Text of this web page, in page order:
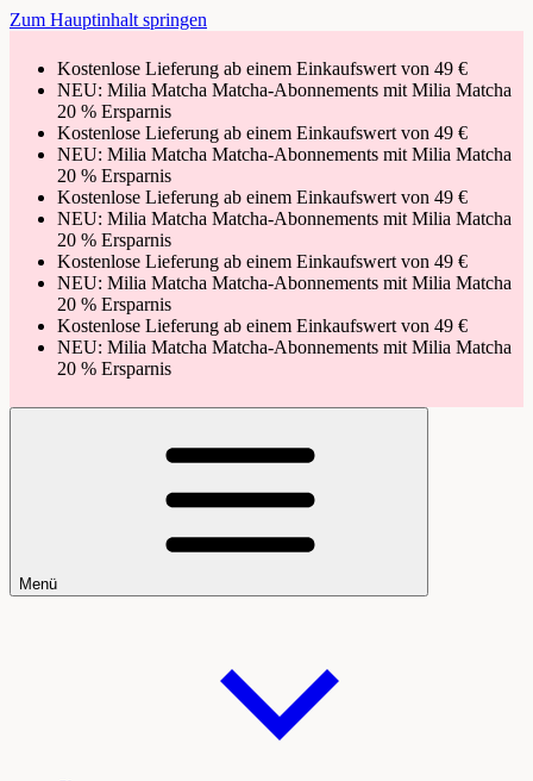
Zum Hauptinhalt springen
Kostenlose Lieferung ab einem Einkaufswert von 49 €
NEU: Milia Matcha Matcha-Abonnements mit Milia Matcha
20 % Ersparnis
Kostenlose Lieferung ab einem Einkaufswert von 49 €
NEU: Milia Matcha Matcha-Abonnements mit Milia Matcha
20 % Ersparnis
Kostenlose Lieferung ab einem Einkaufswert von 49 €
NEU: Milia Matcha Matcha-Abonnements mit Milia Matcha
20 % Ersparnis
Kostenlose Lieferung ab einem Einkaufswert von 49 €
NEU: Milia Matcha Matcha-Abonnements mit Milia Matcha
20 % Ersparnis
Kostenlose Lieferung ab einem Einkaufswert von 49 €
NEU: Milia Matcha Matcha-Abonnements mit Milia Matcha
20 % Ersparnis
Menü